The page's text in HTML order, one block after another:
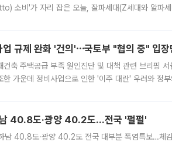
소비'가 자리 잡은 오늘, 잘파세대(Z세대와 알파
업 규제 완화 '건의'⋯국토부 "협의 중" 입
건축 주택공급 부족 원인진단 및 대책 관련 브리핑
가운데 정비사업으로 인한 '이주 대란' 우려와 정
40.8도·광양 40.2도…전국 '펄펄'
남 40.8도·광양 40.2도 전국 대부분 폭염특보…체